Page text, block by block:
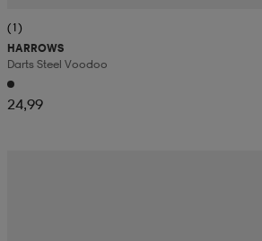
(1)
HARROWS
Darts Steel Voodoo
24,99